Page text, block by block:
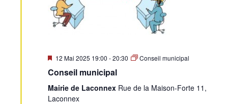
Mis
avant
12 Mai 2025 19:00 -20:30 Conseil municipal
Conseil municipal
Mairie de Laconnex Rue de la Maison-Forte 11,
Laconnex